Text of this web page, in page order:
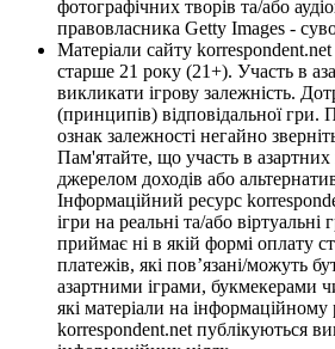
фотографічних творів та/або
правовласника Getty Images -
Матеріали сайту korrespondent.net
старше 21 року (21+). Участь в
викликати ігрову залежність.
(принципів) відповідальної
ознак залежності негайно
Пам'ятайте, що участь в азартних
джерелом доходів або
Інформаційний ресурс
ігри на реальні та/або
приймає ні в якій формі оплату
платежів, які пов’язані/можуть
азартними іграми, букмекерами
які матеріали на інформаційному
korrespondent.net публікуються